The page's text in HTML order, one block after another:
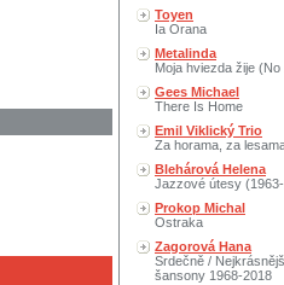
Toyen
Ia Orana
Metalinda
Moja hviezda žije (No
Gees Michael
There Is Home
Emil Viklický Trio
Za horama, za
Blehárová Helena
Jazzové útesy
Prokop Michal
Ostraka
Zagorová Hana
Srdečně /
šansony 1968-2018